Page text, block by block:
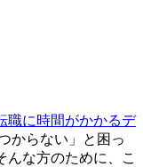
職に時間がかかるデ
からない」と困っ
んな方のために、こ